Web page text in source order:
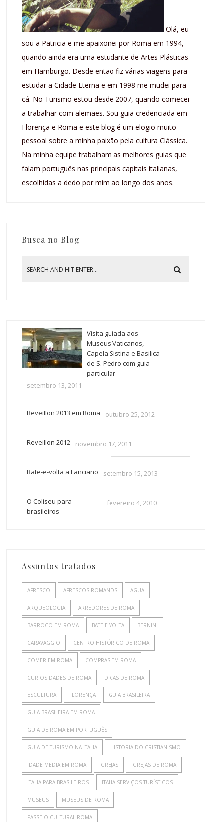
Olá, eu
sou a Patricia e me apaixonei por Roma em 1994,
quando ainda era uma estudante de Artes Plásticas
em Hamburgo. Desde então fiz várias viagens para
estudar a Cidade Eterna e em 1998 me mudei para
cá. No Turismo estou desde 2007, quando comecei
a trabalhar com alemães. Sou guia credenciada em
Florença e Roma e este blog é um elogio muito
pessoal sobre a minha paixão pela cultura Clássica.
Na minha equipe trabalham as melhores guias que
falam português nas principais capitais italianas,
escolhidas a dedo por mim ao longo dos anos.
Busca no Blog
Visita guiada aos
Museus Vaticanos,
Capela Sistina e Basilica
de S. Pedro com guia
particular
setembro 13, 2011
Reveillon 2013 em Roma outubro 25, 2012
Reveillon 2012 novembro 17, 2011
Bate-e-volta a Lanciano setembro 15, 2013
O Coliseu para
brasileiros
fevereiro 4, 2010
Assuntos tratados
AFRESCO AFRESCOS ROMANOS AGUA
ARQUEOLOGIA ARREDORES DE ROMA
BARROCO EM ROMA BATE E VOLTA BERNINI
CARAVAGGIO CENTRO HISTÓRICO DE ROMA
COMER EM ROMA COMPRAS EM ROMA
CURIOSIDADES DE ROMA DICAS DE ROMA
ESCULTURA FLORENÇA GUIA BRASILEIRA
GUIA BRASILEIRA EM ROMA
GUIA DE ROMA EM PORTUGUÊS
GUIA DE TURISMO NA ITALIA HISTORIA DO CRISTIANISMO
IDADE MEDIA EM ROMA IGREJAS IGREJAS DE ROMA
ITALIA PARA BRASILEIROS ITALIA SERVIÇOS TURÍSTICOS
MUSEUS MUSEUS DE ROMA
PASSEIO CULTURAL ROMA